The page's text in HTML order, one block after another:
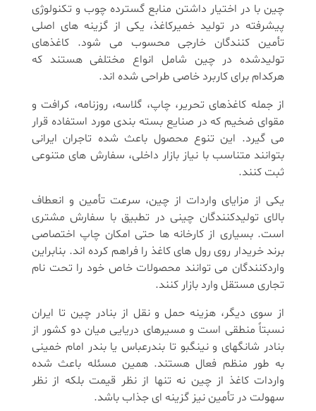
چین با در اختیار داشتن منابع گسترده چوب و تکنولوژی
پیشرفته در تولید خمیرکاغذ، یکی از گزینه های اصلی
تأمین کنندگان خارجی محسوب می شود. کاغذهای
تولیدشده در چین شامل انواع مختلفی هستند که
هرکدام برای کاربرد خاصی طراحی شده اند.
از جمله کاغذهای تحریر، چاپ، گلاسه، روزنامه، کرافت و
مقوای ضخیم که در صنایع بسته بندی مورد استفاده قرار
می گیرد. این تنوع محصول باعث شده تاجران ایرانی
بتوانند متناسب با نیاز بازار داخلی، سفارش های متنوعی
ثبت کنند.
یکی از مزایای واردات از چین، سرعت تأمین و انعطاف
بالای تولیدکنندگان چینی در تطبیق با سفارش مشتری
است. بسیاری از کارخانه ها حتی امکان چاپ اختصاصی
برند خریدار روی رول های کاغذ را فراهم کرده اند. بنابراین
واردکنندگان می توانند محصولات خاص خود را تحت نام
تجاری مستقل وارد بازار کنند.
از سوی دیگر، هزینه حمل و نقل از بنادر چین تا ایران
نسبتاً منطقی است و مسیرهای دریایی میان دو کشور از
بنادر شانگهای و نینگبو تا بندرعباس یا بندر امام خمینی
به طور منظم فعال هستند. همین مسئله باعث شده
واردات کاغذ از چین نه تنها از نظر قیمت بلکه از نظر
سهولت در تأمین نیز گزینه ای جذاب باشد.